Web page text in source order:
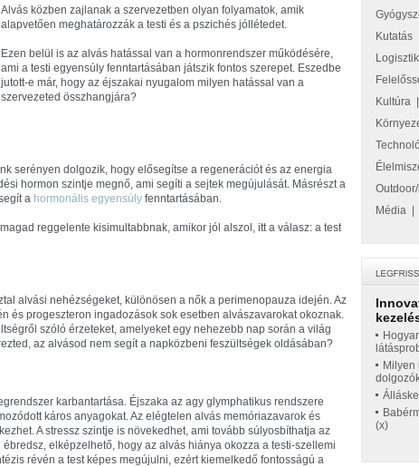
Alvás közben zajlanak a szervezetben olyan folyamatok, amik
alapvetően meghatározzák a testi és a pszichés jóllétedet.
Ezen belül is az alvás hatással van a hormonrendszer működésére,
ami a testi egyensúly fenntartásában játszik fontos szerepet. Eszedbe
jutott-e már, hogy az éjszakai nyugalom milyen hatással van a
szervezeted összhangjára?
serényen dolgozik, hogy elősegítse a regenerációt és az energia
hormon szintje megnő, ami segíti a sejtek megújulását. Másrészt a
a hormonális egyensúly fenntartásában.
reggelente kisimultabbnak, amikor jól alszol, itt a válasz: a test
alvási nehézségeket, különösen a nők a perimenopauza idején. Az
és progeszteron ingadozások sok esetben alvászavarokat okoznak.
szóló érzeteket, amelyeket egy nehezebb nap során a világ
az alvásod nem segít a napközbeni feszültségek oldásában?
karbantartása. Éjszaka az agy glymphatikus rendszere
káros anyagokat. Az elégtelen alvás memóriazavarok és
A stressz szintje is növekedhet, ami tovább súlyosbíthatja az
elképzelhető, hogy az alvás hiánya okozza a testi-szellemi
révén a test képes megújulni, ezért kiemelkedő fontosságú a
Kutatás
Kultúra
Média
Milyen
(x)